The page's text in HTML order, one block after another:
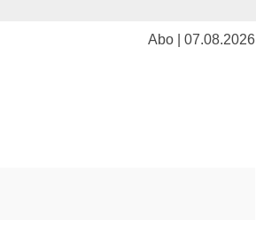
Abo | 07.08.2026